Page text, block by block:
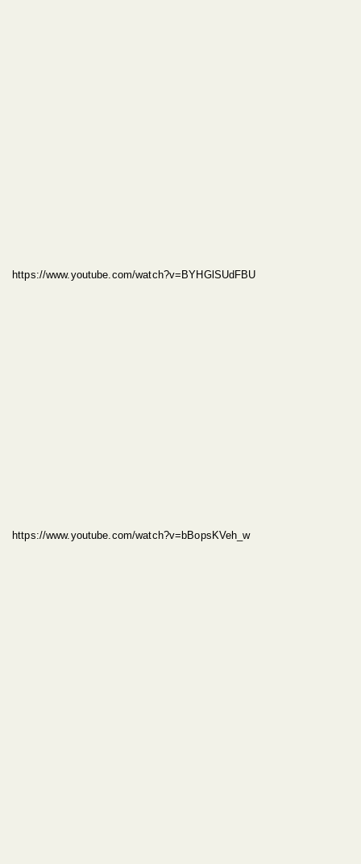
https://www.youtube.com/watch?v=BYHGlSUdFBU
https://www.youtube.com/watch?v=bBopsKVeh_w